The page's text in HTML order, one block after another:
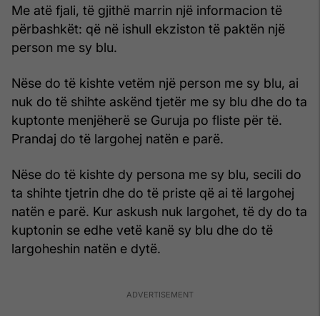
Me atë fjali, të gjithë marrin një informacion të
përbashkët: që në ishull ekziston të paktën një
person me sy blu.
Nëse do të kishte vetëm një person me sy blu, ai
nuk do të shihte askënd tjetër me sy blu dhe do ta
kuptonte menjëherë se Guruja po fliste për të.
Prandaj do të largohej natën e parë.
Nëse do të kishte dy persona me sy blu, secili do
ta shihte tjetrin dhe do të priste që ai të largohej
natën e parë. Kur askush nuk largohet, të dy do ta
kuptonin se edhe vetë kanë sy blu dhe do të
largoheshin natën e dytë.